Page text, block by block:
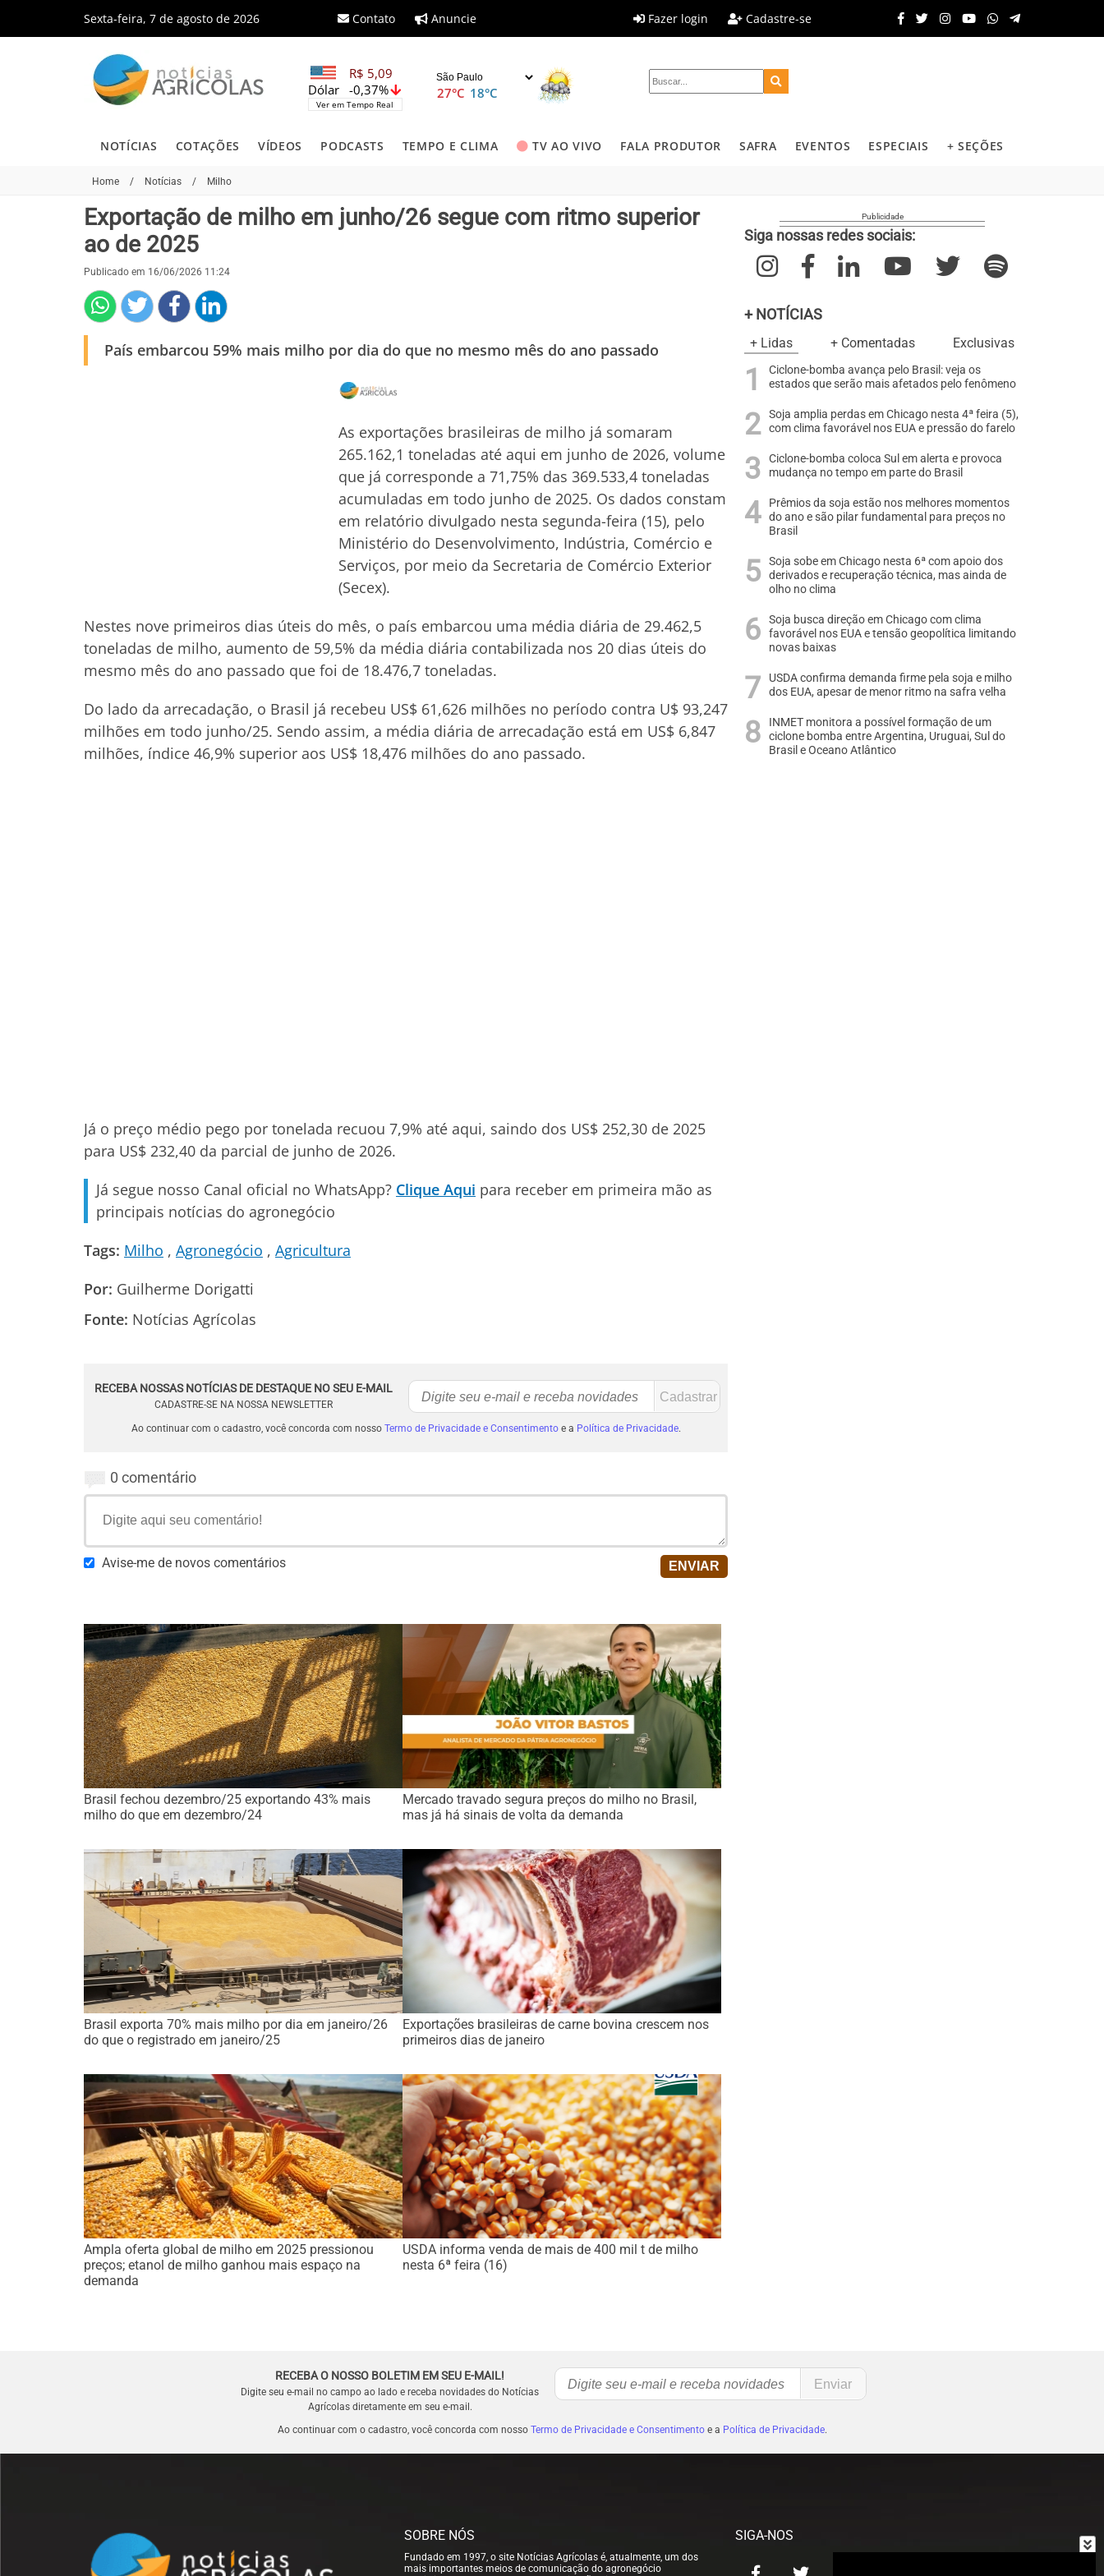
Sexta-feira, 7 de agosto de 2026 Contato Anuncie Fazer login Cadastre-se
R$ 5,09
-0,37%
Dólar
Ver em Tempo Real
27°C 18°C
NOTÍCIAS COTAÇÕES VÍDEOS PODCASTS TEMPO E CLIMA TV AO VIVO FALA PRODUTOR SAFRA EVENTOS ESPECIAIS + SEÇÕES
Home / Notícias / Milho
Exportação de milho em junho/26 segue com ritmo superior
ao de 2025
Publicado em 16/06/2026 11:24
País embarcou 59% mais milho por dia do que no mesmo mês do ano passado
As exportações brasileiras de milho já somaram
265.162,1 toneladas até aqui em junho de 2026, volume
que já corresponde a 71,75% das 369.533,4 toneladas
acumuladas em todo junho de 2025. Os dados constam
em relatório divulgado nesta segunda-feira (15), pelo
Ministério do Desenvolvimento, Indústria, Comércio e
Serviços, por meio da Secretaria de Comércio Exterior
(Secex).
Nestes nove primeiros dias úteis do mês, o país embarcou uma média diária de 29.462,5
toneladas de milho, aumento de 59,5% da média diária contabilizada nos 20 dias úteis do
mesmo mês do ano passado que foi de 18.476,7 toneladas.
Do lado da arrecadação, o Brasil já recebeu US$ 61,626 milhões no período contra U$ 93,247
milhões em todo junho/25. Sendo assim, a média diária de arrecadação está em US$ 6,847
milhões, índice 46,9% superior aos US$ 18,476 milhões do ano passado.
Já o preço médio pego por tonelada recuou 7,9% até aqui, saindo dos US$ 252,30 de 2025
para US$ 232,40 da parcial de junho de 2026.
Já segue nosso Canal oficial no WhatsApp? Clique Aqui para receber em primeira mão as
principais notícias do agronegócio
Tags: Milho Agronegócio
Agricultura
Por: Guilherme Dorigatti
Fonte: Notícias Agrícolas
RECEBA NOSSAS NOTÍCIAS DE DESTAQUE NO SEU E-MAIL
CADASTRE-SE NA NOSSA NEWSLETTER
Ao continuar com o cadastro, você concorda com nosso Termo de Privacidade e Consentimentoe a Política de Privacidade.
0 comentário
Avise-me de novos comentários
Brasil fechou dezembro/25 exportando 43% mais
milho do que em dezembro/24
Mercado travado segura preços do milho no Brasil,
mas já há sinais de volta da demanda
Brasil exporta 70% mais milho por dia em janeiro/26
do que o registrado em janeiro/25
Exportações brasileiras de carne bovina crescem nos
primeiros dias de janeiro
Ampla oferta global de milho em 2025 pressionou
preços; etanol de milho ganhou mais espaço na
demanda
USDA informa venda de mais de 400 mil t de milho
nesta 6ª feira (16)
Siga nossas redes sociais:
+ NOTÍCIAS
+ Lidas + Comentadas Exclusivas
Ciclone-bomba avança pelo Brasil: veja os
estados que serão mais afetados pelo fenômeno
Soja amplia perdas em Chicago nesta 4ª feira (5),
com clima favorável nos EUA e pressão do farelo
Ciclone-bomba coloca Sul em alerta e provoca
mudança no tempo em parte do Brasil
Prêmios da soja estão nos melhores momentos
do ano e são pilar fundamental para preços no
Brasil
Soja sobe em Chicago nesta 6ª com apoio dos
derivados e recuperação técnica, mas ainda de
olho no clima
Soja busca direção em Chicago com clima
favorável nos EUA e tensão geopolítica limitando
novas baixas
USDA confirma demanda firme pela soja e milho
dos EUA, apesar de menor ritmo na safra velha
INMET monitora a possível formação de um
ciclone bomba entre Argentina, Uruguai, Sul do
Brasil e Oceano Atlântico
RECEBA O NOSSO BOLETIM EM SEU E-MAIL!
Digite seu e-mail no campo ao lado e receba novidades do Notícias
Agrícolas diretamente em seu e-mail.
Ao continuar com o cadastro, você concorda com nosso Termo de Privacidade e Consentimentoe a Política de Privacidade.
SOBRE NÓS
Fundado em 1997, o site Notícias Agrícolas é, atualmente, um dos
mais importantes meios de comunicação do agronegócio
SIGA-NOS